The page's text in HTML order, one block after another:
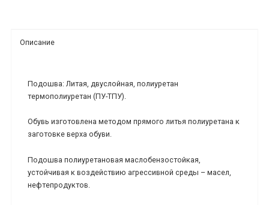
Описание
Подошва: Литая, двуслойная, полиуретан
термополиуретан (ПУ-ТПУ).
Обувь изготовлена методом прямого литья полиуретана к
заготовке верха обуви.
Подошва полиуретановая маслобензостойкая,
устойчивая к воздействию агрессивной среды – масел,
нефтепродуктов.